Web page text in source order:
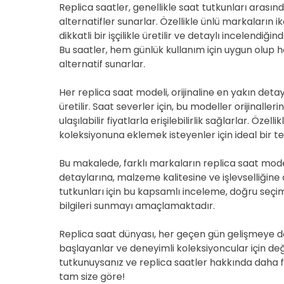
Replica saatler, genellikle saat tutkunları
alternatifler sunarlar. Özellikle ünlü markaların
dikkatli bir işçilikle üretilir ve detaylı
Bu saatler, hem günlük kullanım için uygun
alternatif sunarlar.
Her replica saat modeli, orijinaline en yakın
üretilir. Saat severler için, bu modeller
ulaşılabilir fiyatlarla erişilebilirlik sağlarlar.
koleksiyonuna eklemek isteyenler için ideal bir
Bu makalede, farklı markaların replica saat
detaylarına, malzeme kalitesine ve işlevselliğine
tutkunları için bu kapsamlı inceleme, doğru
bilgileri sunmayı amaçlamaktadır.
Replica saat dünyası, her geçen gün gelişmeye
başlayanlar ve deneyimli koleksiyoncular için
tutkunuysanız ve replica saatler hakkında
tam size göre!